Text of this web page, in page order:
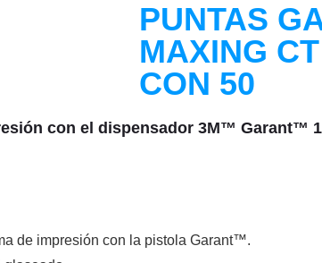
PUNTAS
MAXING
CON 50
con el dispensador 3M™ Garant™
de impresión con la pistola Garant™.